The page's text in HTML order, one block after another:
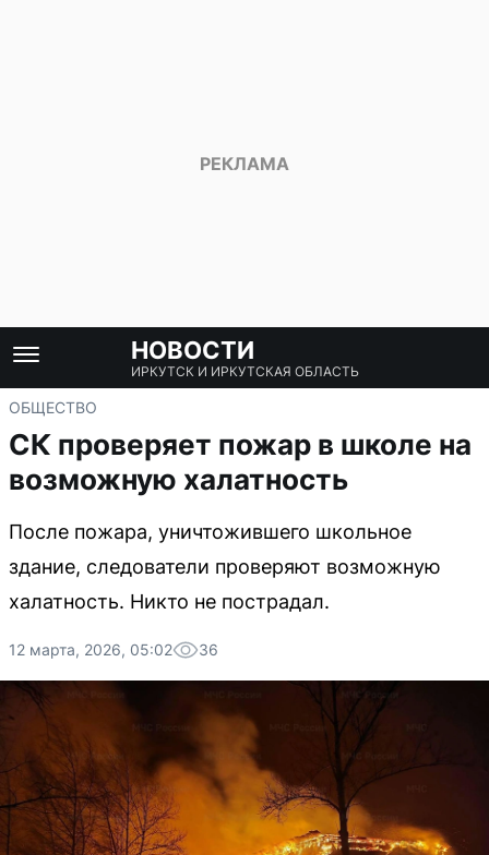
НОВОСТИ
ИРКУТСК И ИРКУТСКАЯ ОБЛАСТЬ
ОБЩЕСТВО
СК проверяет пожар в школе на
возможную халатность
После пожара, уничтожившего школьное
здание, следователи проверяют возможную
халатность. Никто не пострадал.
12 марта, 2026, 05:02 36